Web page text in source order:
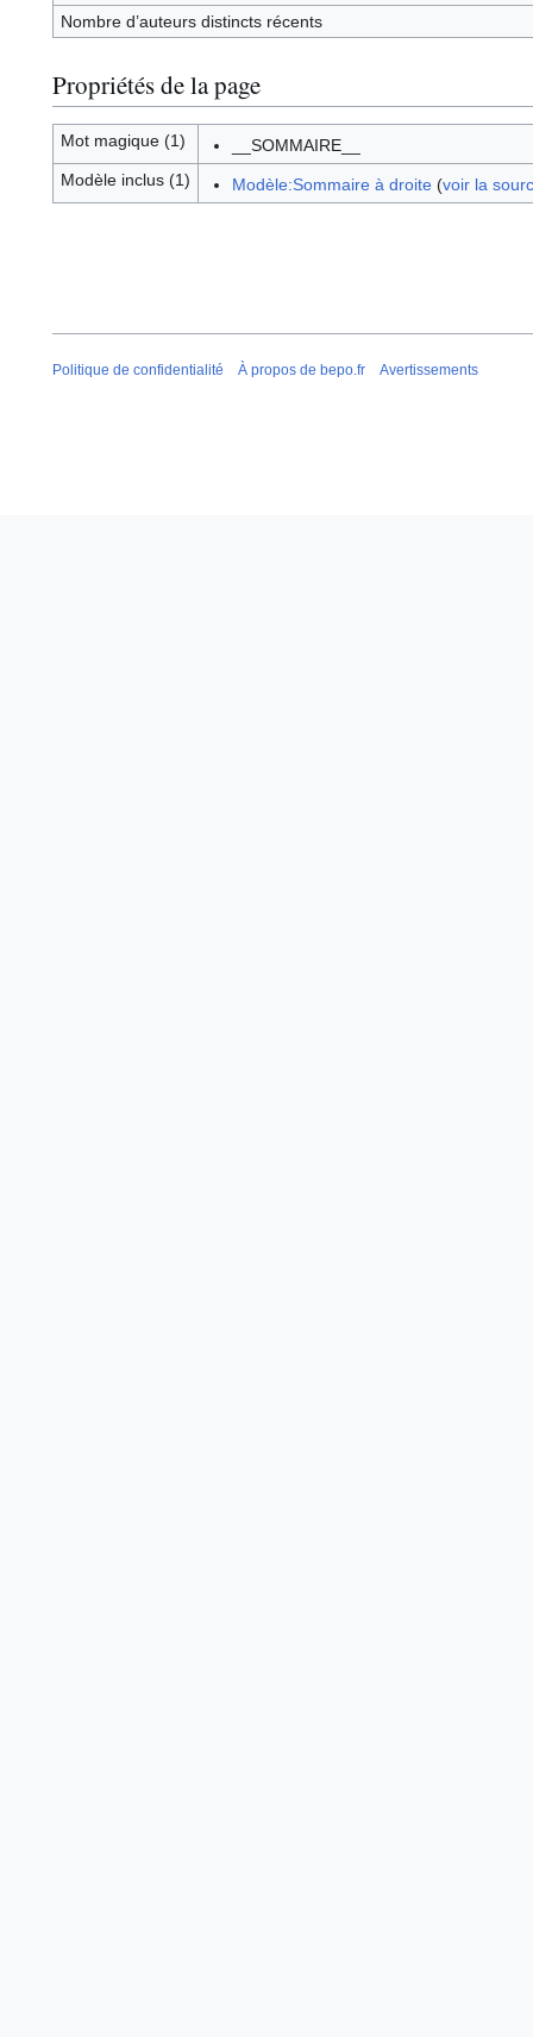
Nombre d’auteurs distincts récents
Propriétés de la page
Mot magique (1)
__SOMMAIRE__
Modèle inclus (1)
Modèle:Sommaire à droite(voir la
Politique de confidentialité À propos de bepo.fr Avertissements